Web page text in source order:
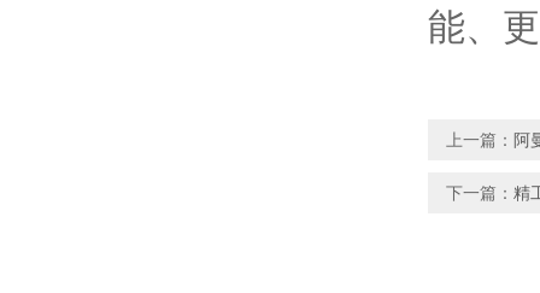
能、
上一篇： 阿
下一篇： 精